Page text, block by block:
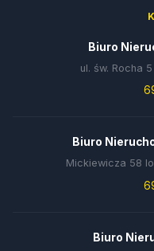
Biuro
ul. św. Rocha
Biuro
Mickiewicza 58
Biuro